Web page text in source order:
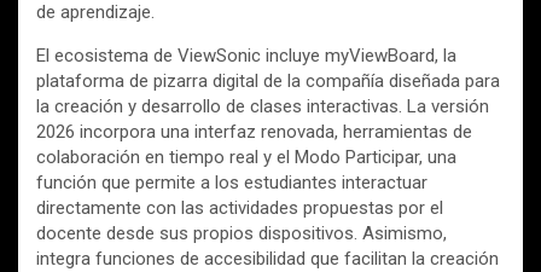
de aprendizaje.
El ecosistema de ViewSonic incluye myViewBoard, la
plataforma de pizarra digital de la compañía diseñada para
la creación y desarrollo de clases interactivas. La versión
2026 incorpora una interfaz renovada, herramientas de
colaboración en tiempo real y el Modo Participar, una
función que permite a los estudiantes interactuar
directamente con las actividades propuestas por el
docente desde sus propios dispositivos. Asimismo,
integra funciones de accesibilidad que facilitan la creación